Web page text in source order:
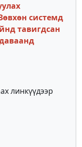
системд
тавигдсан
линкүүдээр